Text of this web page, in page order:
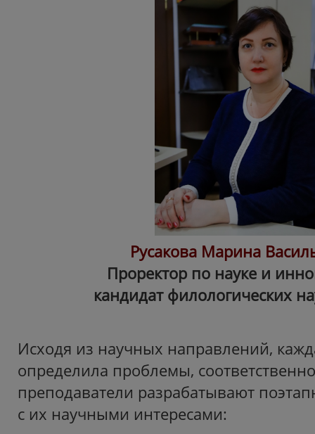
Русакова Марина
Проректор по науке и
кандидат филологических
Исходя из научных направлений,
определила проблемы,
преподаватели разрабатывают
с их научными интересами: